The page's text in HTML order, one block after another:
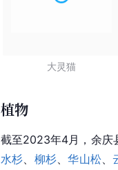
大灵猫
植物
截至2023年4月，余庆
水杉
柳杉 、华山松 、